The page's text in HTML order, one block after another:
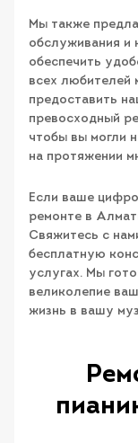
Мы также
обслуживания и
обеспечить
всех любителей
предоставить
превосходный
чтобы вы могли
на протяжении
Если ваше
ремонте в
Свяжитесь с
бесплатную
услугах. Мы
великолепие
жизнь в вашу